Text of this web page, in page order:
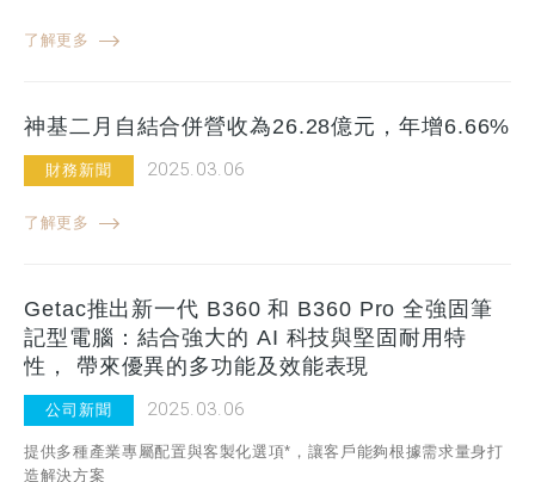
了解更多
神基二月自結合併營收為26.28億元，年增6.66%
財務新聞 2025.03.06
了解更多
Getac推出新一代 B360 和 B360 Pro 全強固筆
記型電腦：結合強大的 AI 科技與堅固耐用特
性， 帶來優異的多功能及效能表現
公司新聞 2025.03.06
提供多種產業專屬配置與客製化選項*，讓客戶能夠根據需求量身打
造解決方案